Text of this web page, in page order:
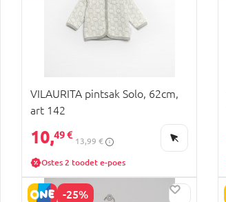
VILAURITA pintsak Solo, 62cm,
art 142
10,49 €
13,99 €
Ostes 2 toodet e-poes
-25%